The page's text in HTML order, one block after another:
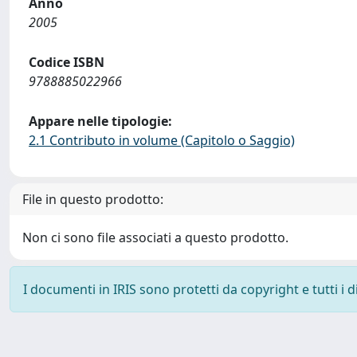
2005
Codice ISBN
9788885022966
Appare nelle tipologie:
2.1 Contributo in volume (Capitolo o Saggio)
File in questo prodotto:
Non ci sono file associati a questo prodotto.
I documenti in IRIS sono protetti da copyright e tutti i